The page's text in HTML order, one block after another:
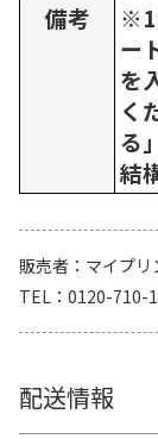
備考
ー
を
く
る
結
販売者
マイプリ
TEL
0120-710-
配送情報